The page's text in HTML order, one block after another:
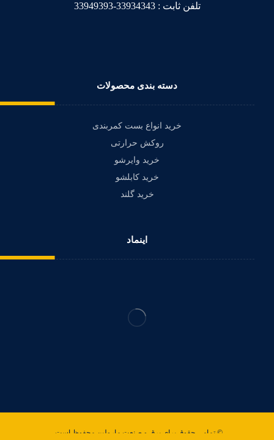
تلفن ثابت : 33934343-33949393
دسته بندی محصولات
خرید انواع بست کمربندی
روکش حرارتی
خرید وایرشو
خرید کابلشو
خرید گلند
اینماد
© تمامی حقوق برای برق و صنعت مارولین محفوظ است .